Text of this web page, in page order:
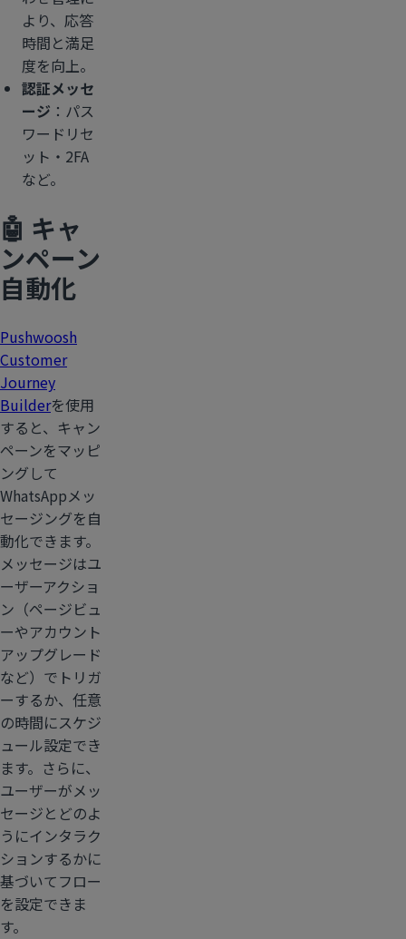
より、応答
時間と満足
度を向上。
認証メッセ
ージ ：パス
ワードリセ
ット・2FA
など。
🤖 キャ
ンペーン
自動化
Pushwoosh
Customer
Journey
Builderを使用
すると、キャン
ペーンをマッピ
ングして
WhatsAppメッ
セージングを自
動化できます。
メッセージはユ
ーザーアクショ
ン（ページビュ
ーやアカウント
アップグレード
など）でトリガ
ーするか、任意
の時間にスケジ
ュール設定でき
ます。さらに、
ユーザーがメッ
セージとどのよ
うにインタラク
ションするかに
基づいてフロー
を設定できま
す。